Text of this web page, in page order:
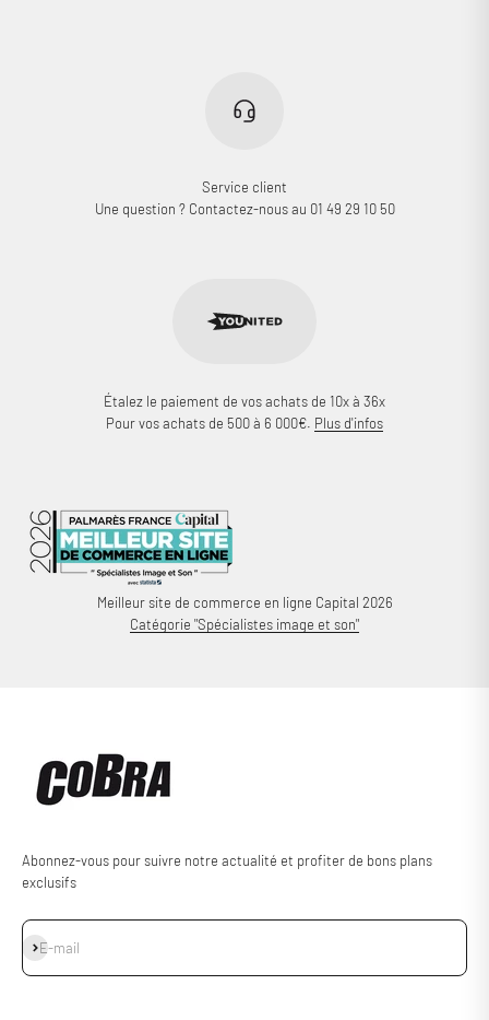
Service client
Une question ? Contactez-nous au 01 49 29 10 50
Étalez le paiement de vos achats de 10x à 36x
Pour vos achats de 500 à 6 000€. Plus d'infos
Meilleur site de commerce en ligne Capital 2026
Catégorie "Spécialistes image et son"
Abonnez-vous pour suivre notre actualité et profiter de bons plans
exclusifs
E-mail
S'inscrire